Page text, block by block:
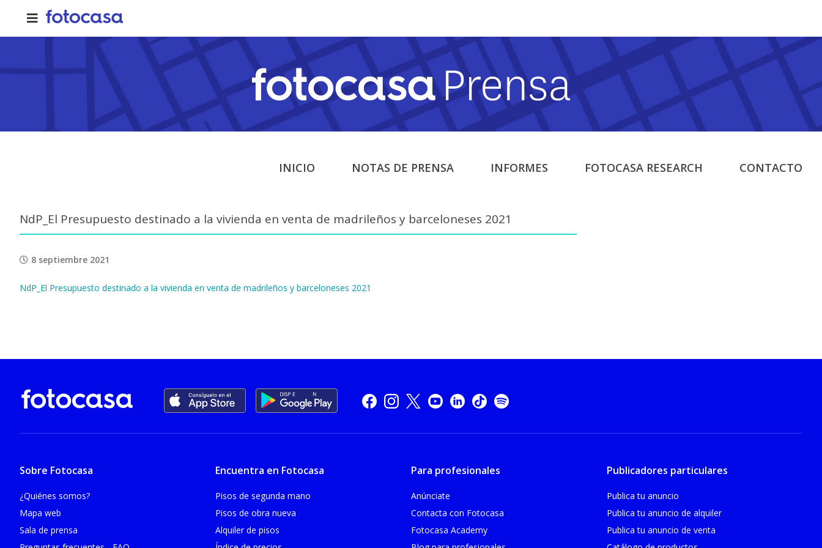
content
INICIO NOTAS DE PRENSA INFORMES FOTOCASA RESEARCH CONTACTO
NdP_El Presupuesto destinado a la vivienda en venta de madrileños y barceloneses 2021
8 septiembre 2021
NdP_El Presupuesto destinado a la vivienda en venta de madrileños y barceloneses 2021
Sobre Fotocasa
¿Quiénes somos?
Mapa web
Sala de prensa
Encuentra en Fotocasa
Pisos de segunda mano
Pisos de obra nueva
Alquiler de pisos
Para profesionales
Anúnciate
Contacta con Fotocasa
Fotocasa Academy
Publicadores particulares
Publica tu anuncio
Publica tu anuncio de alquiler
Publica tu anuncio de venta